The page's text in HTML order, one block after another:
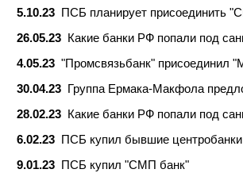
5.10.23
ПСБ планирует присоединить
26.05.23
Какие банки РФ попали под
4.05.23 "Промсвязьбанк" присоединил
30.04.23
Группа Ермака-Макфола
28.02.23
Какие банки РФ попали под
6.02.23
ПСБ купил бывшие
9.01.23
ПСБ купил "СМП банк"